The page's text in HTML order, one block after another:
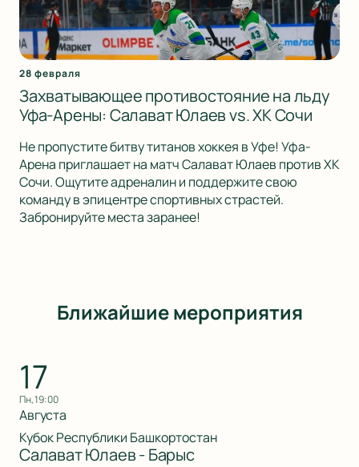
28 февраля
Захватывающее противостояние на льду
Уфа-Арены: Салават Юлаев vs. ХК Сочи
Не пропустите битву титанов хоккея в Уфе! Уфа-
Арена приглашает на матч Салават Юлаев против ХК
Сочи. Ощутите адреналин и поддержите свою
команду в эпицентре спортивных страстей.
Забронируйте места заранее!
Ближайшие мероприятия
17
пн, 19:00
Августа
Кубок Республики Башкортостан
Салават Юлаев - Барыс